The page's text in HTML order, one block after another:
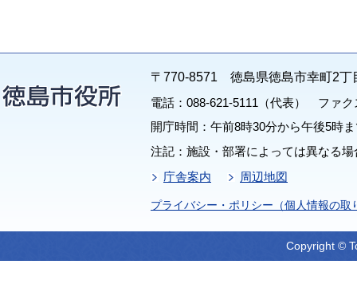
〒770-8571 徳島県徳島市幸町2丁
電話：088-621-5111（代表） ファク
開庁時間：午前8時30分から午後5時
注記：施設・部署によっては異なる
庁舎案内
周辺地図
プライバシー・ポリシー（個人情報の取
Copyright ©